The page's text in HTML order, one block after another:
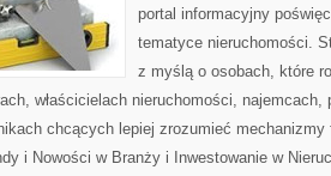
portal informacyjny
tematyce nieruchomości.
z myślą o osobach, które
właścicielach nieruchomości, najemcach,
chcących lepiej zrozumieć mechanizmy
i Nowości w Branży i Inwestowanie w